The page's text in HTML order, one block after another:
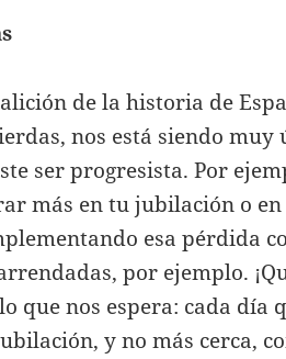
de la historia de
nos está siendo muy
ser progresista. Por
más en tu jubilación o
esa pérdida
por ejemplo.
que nos espera: cada día
y no más cerca,